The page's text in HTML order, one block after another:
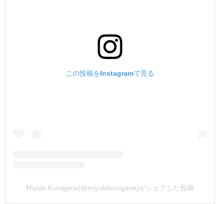
この投稿をInstagramで見る
Miyuki Kurogane(@miyukikurogane)がシェアした投稿